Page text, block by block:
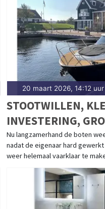
20 maart 2026, 14:12 uur|
STOOTWILLEN,
INVESTERING,
BESCHERMING
Nu langzamerhand de boten
nadat de eigenaar hard
weer helemaal vaarklaar te